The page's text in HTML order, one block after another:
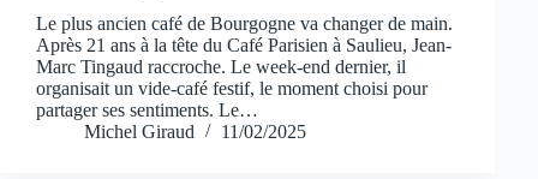
Le plus ancien café de Bourgogne va changer de main.
Après 21 ans à la tête du Café Parisien à Saulieu, Jean-
Marc Tingaud raccroche. Le week-end dernier, il
organisait un vide-café festif, le moment choisi pour
partager ses sentiments. Le…
Michel Giraud
11/02/2025